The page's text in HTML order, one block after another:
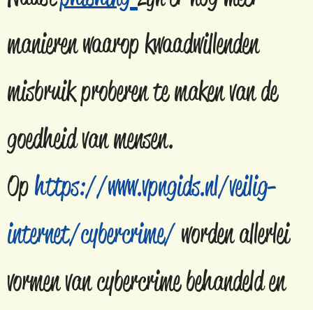
manieren waarop kwaadwillenden
misbruik proberen te maken van de
goedheid van mensen.
Ophttps://www.vpngids.nl/veilig-
internet/cybercrime/worden allerlei
vormen van cybercrime behandeld en